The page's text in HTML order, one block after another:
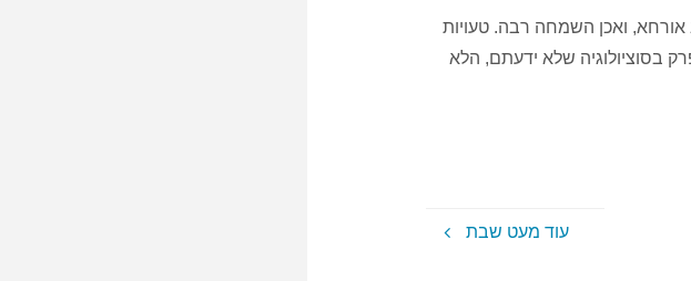
אורחא, ואכן השמחה רבה. טעויות
בסוציולוגיה שלא ידעתם, הלא
עוד מעט שבת